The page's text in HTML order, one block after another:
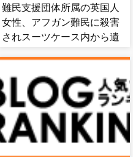
難民支援団体所属の英国人
女性、アフガン難民に殺害
されスーツケース内から遺